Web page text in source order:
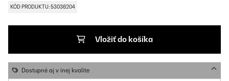
KÓD PRODUKTU: 53036204
Vložiť do košíka
Dostupné aj v inej kvalite